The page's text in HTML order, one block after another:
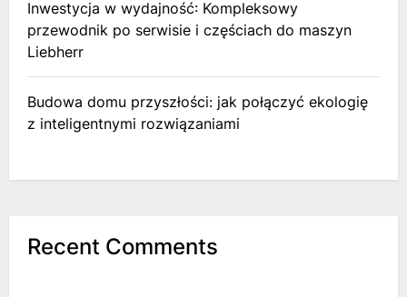
Inwestycja w wydajność: Kompleksowy
przewodnik po serwisie i częściach do maszyn
Liebherr
Budowa domu przyszłości: jak połączyć ekologię
z inteligentnymi rozwiązaniami
Recent Comments